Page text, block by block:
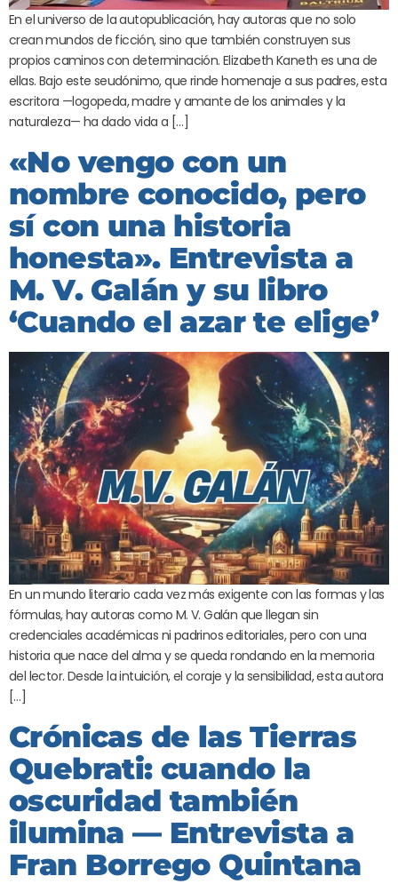
En el universo de la autopublicación, hay autoras que no solo
crean mundos de ficción, sino que también construyen sus
propios caminos con determinación. Elizabeth Kaneth es una de
ellas. Bajo este seudónimo, que rinde homenaje a sus padres, esta
escritora —logopeda, madre y amante de los animales y la
naturaleza— ha dado vida a […]
«No vengo con un
nombre conocido, pero
sí con una historia
honesta». Entrevista a
M. V. Galán y su libro
‘Cuando el azar te elige’
En un mundo literario cada vez más exigente con las formas y las
fórmulas, hay autoras como M. V. Galán que llegan sin
credenciales académicas ni padrinos editoriales, pero con una
historia que nace del alma y se queda rondando en la memoria
del lector. Desde la intuición, el coraje y la sensibilidad, esta autora
[…]
Crónicas de las Tierras
Quebrati: cuando la
oscuridad también
ilumina — Entrevista a
Fran Borrego Quintana